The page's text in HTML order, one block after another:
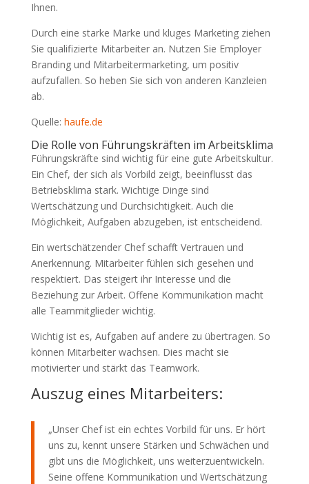
Ihnen.
Durch eine starke Marke und kluges Marketing ziehen
Sie qualifizierte Mitarbeiter an. Nutzen Sie Employer
Branding und Mitarbeitermarketing, um positiv
aufzufallen. So heben Sie sich von anderen Kanzleien
ab.
Quelle: haufe.de
Die Rolle von Führungskräften im Arbeitsklima
Führungskräfte sind wichtig für eine gute Arbeitskultur.
Ein Chef, der sich als Vorbild zeigt, beeinflusst das
Betriebsklima stark. Wichtige Dinge sind
Wertschätzung und Durchsichtigkeit. Auch die
Möglichkeit, Aufgaben abzugeben, ist entscheidend.
Ein wertschätzender Chef schafft Vertrauen und
Anerkennung. Mitarbeiter fühlen sich gesehen und
respektiert. Das steigert ihr Interesse und die
Beziehung zur Arbeit. Offene Kommunikation macht
alle Teammitglieder wichtig.
Wichtig ist es, Aufgaben auf andere zu übertragen. So
können Mitarbeiter wachsen. Dies macht sie
motivierter und stärkt das Teamwork.
Auszug eines Mitarbeiters:
„Unser Chef ist ein echtes Vorbild für uns. Er hört
uns zu, kennt unsere Stärken und Schwächen und
gibt uns die Möglichkeit, uns weiterzuentwickeln.
Seine offene Kommunikation und Wertschätzung